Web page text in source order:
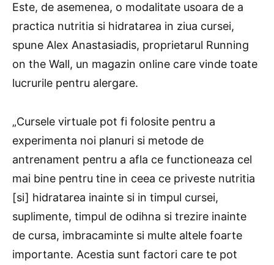
Este, de asemenea, o modalitate usoara de a
practica nutritia si hidratarea in ziua cursei,
spune Alex Anastasiadis, proprietarul Running
on the Wall, un magazin online care vinde toate
lucrurile pentru alergare.
„Cursele virtuale pot fi folosite pentru a
experimenta noi planuri si metode de
antrenament pentru a afla ce functioneaza cel
mai bine pentru tine in ceea ce priveste nutritia
[si] hidratarea inainte si in timpul cursei,
suplimente, timpul de odihna si trezire inainte
de cursa, imbracaminte si multe altele foarte
importante. Acestia sunt factori care te pot